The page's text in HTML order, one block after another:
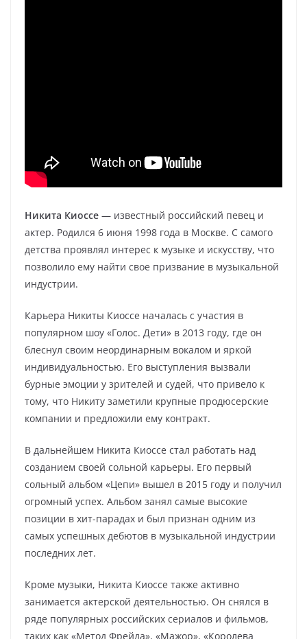
Никита Киоссе — известный российский певец и
актер. Родился 6 июня 1998 года в Москве. С самого
детства проявлял интерес к музыке и искусству, что
позволило ему найти свое призвание в музыкальной
индустрии.
Карьера Никиты Киоссе началась с участия в
популярном шоу «Голос. Дети» в 2013 году, где он
блеснул своим неординарным вокалом и яркой
индивидуальностью. Его выступления вызвали
бурные эмоции у зрителей и судей, что привело к
тому, что Никиту заметили крупные продюсерские
компании и предложили ему контракт.
В дальнейшем Никита Киоссе стал работать над
созданием своей сольной карьеры. Его первый
сольный альбом «Цепи» вышел в 2015 году и получил
огромный успех. Альбом занял самые высокие
позиции в хит-парадах и был признан одним из
самых успешных дебютов в музыкальной индустрии
последних лет.
Кроме музыки, Никита Киоссе также активно
занимается актерской деятельностью. Он снялся в
ряде популярных российских сериалов и фильмов,
таких как «Метод Фрейда», «Мажор», «Королева